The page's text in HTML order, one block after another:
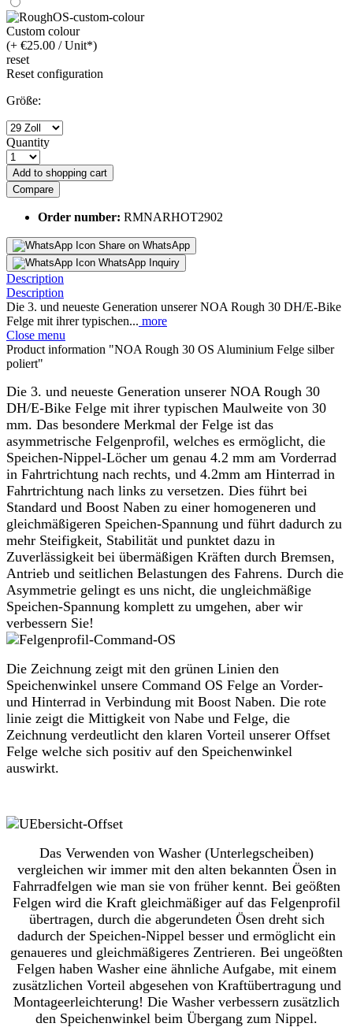
Custom colour
(+ €25.00 / Unit*)
reset
Reset configuration
Größe:
Quantity
Add to shopping cart
Compare
Order number: RMNARHOT2902
Share on WhatsApp
WhatsApp Inquiry
Description
Description
Die 3. und neueste Generation unserer NOA Rough 30 DH/E-Bike
Felge mit ihrer typischen... more
Close menu
Product information "NOA Rough 30 OS Aluminium Felge silber
poliert"
Die 3. und neueste Generation unserer NOA Rough 30
DH/E-Bike Felge mit ihrer typischen Maulweite von 30
mm. Das besondere Merkmal der Felge ist das
asymmetrische Felgenprofil, welches es ermöglicht, die
Speichen-Nippel-Löcher um genau 4.2 mm am Vorderrad
in Fahrtrichtung nach rechts, und 4.2mm am Hinterrad in
Fahrtrichtung nach links zu versetzen. Dies führt bei
Standard und Boost Naben zu einer homogeneren und
gleichmäßigeren Speichen-Spannung und führt dadurch zu
mehr Steifigkeit, Stabilität und punktet dazu in
Zuverlässigkeit bei übermäßigen Kräften durch Bremsen,
Antrieb und seitlichen Belastungen des Fahrens. Durch die
Asymmetrie gelingt es uns nicht, die ungleichmäßige
Speichen-Spannung komplett zu umgehen, aber wir
verbessern Sie!
Die Zeichnung zeigt mit den grünen Linien den
Speichenwinkel unsere Command OS Felge an Vorder-
und Hinterrad in Verbindung mit Boost Naben. Die rote
linie zeigt die Mittigkeit von Nabe und Felge, die
Zeichnung verdeutlicht den klaren Vorteil unserer Offset
Felge welche sich positiv auf den Speichenwinkel
auswirkt.
Das Verwenden von Washer (Unterlegscheiben)
vergleichen wir immer mit den alten bekannten Ösen in
Fahrradfelgen wie man sie von früher kennt. Bei geößten
Felgen wird die Kraft gleichmäßiger auf das Felgenprofil
übertragen, durch die abgerundeten Ösen dreht sich
dadurch der Speichen-Nippel besser und ermöglicht ein
genaueres und gleichmäßigeres Zentrieren. Bei ungeößten
Felgen haben Washer eine ähnliche Aufgabe, mit einem
zusätzlichen Vorteil abgesehen von Kraftübertragung und
Montageerleichterung! Die Washer verbessern zusätzlich
den Speichenwinkel beim Übergang zum Nippel.